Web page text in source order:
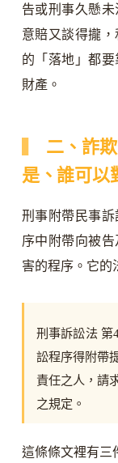
告或刑事久懸
意賠又談得攏
的「落地」都
財產。
二、詐
是、誰可以
刑事附帶民事
序中附帶向被
害的程序。它的
刑事訴訟法 第
訟程序得附帶
責任之人，請
之規定。
這條條文裡有三